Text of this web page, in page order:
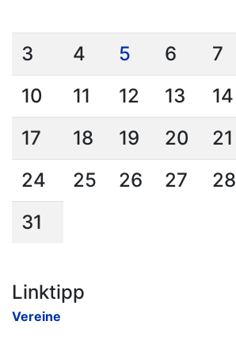
3
4 5 6 7
10
11 12 13 14
17
18 19 20 21
24
25 26 27 28
31
Linktipp
Vereine